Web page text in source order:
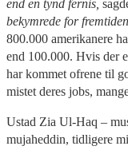
end en tynd fernis,
bekymrede for
800.000 amerikanere
end 100.000. Hvis der
har kommet ofrene til
mistet deres jobs,
Ustad Zia Ul-Haq –
mujaheddin, tidligere